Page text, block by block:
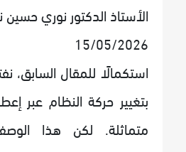
الأستاذ الدكتور نوري
15/05/2026
استكمالًا للمقال السابق،
بتغيير حركة النظام عبر
متماثلة. لكن هذا